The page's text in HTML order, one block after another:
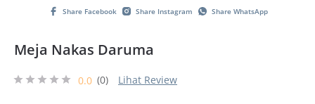
Share Facebook Share Instagram Share WhatsApp
Meja Nakas Daruma
0.0 (0) Lihat Review